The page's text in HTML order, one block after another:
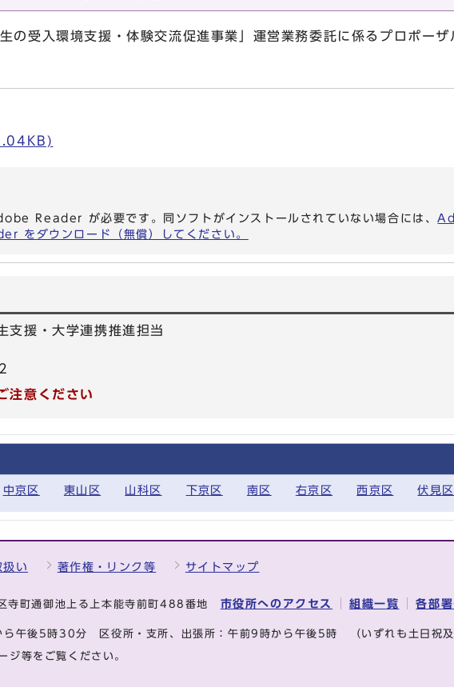
の受入環境支援・体験交流促進事業」運営業務委託に係るプロポーザ
Reader が必要です。同ソフトがインストールされていない場合には、
をダウンロード（無償）してください。
援・大学連携推進担当
注意ください
中京区 東山区 山科区 下京区 南区 右京区 西京区 伏見区
い 著作権・リンク等 サイトマップ
町通御池上る上本能寺前町488番地 市役所へのアクセス 組織一覧 各部
ら午後5時30分 区役所・支所、出張所：午前9時から午後5時 （いずれも土日祝
ジ等をご覧ください。